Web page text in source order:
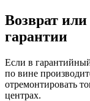
Возврат
гарантии
Если в
по вине
отремонтировать
центрах.